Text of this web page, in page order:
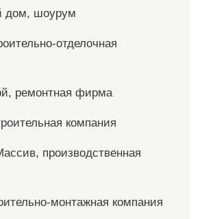
дом, шоурум
отделочная
ремонтная фирма
компания
производственная
монтажная компания